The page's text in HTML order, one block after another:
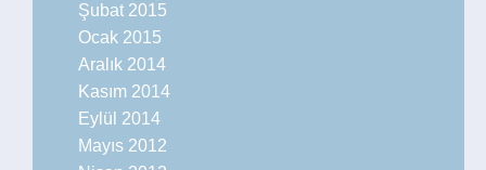
Şubat 2015
Ocak 2015
Aralık 2014
Kasım 2014
Eylül 2014
Mayıs 2012